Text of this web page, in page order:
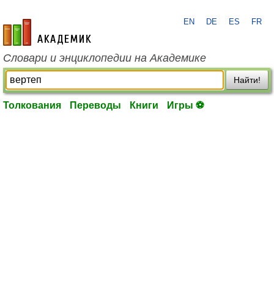
academic.ru
EN DE ES FR
Словари и энциклопедии на Академике
Найти!
Толкования Переводы Книги Игры ⚽